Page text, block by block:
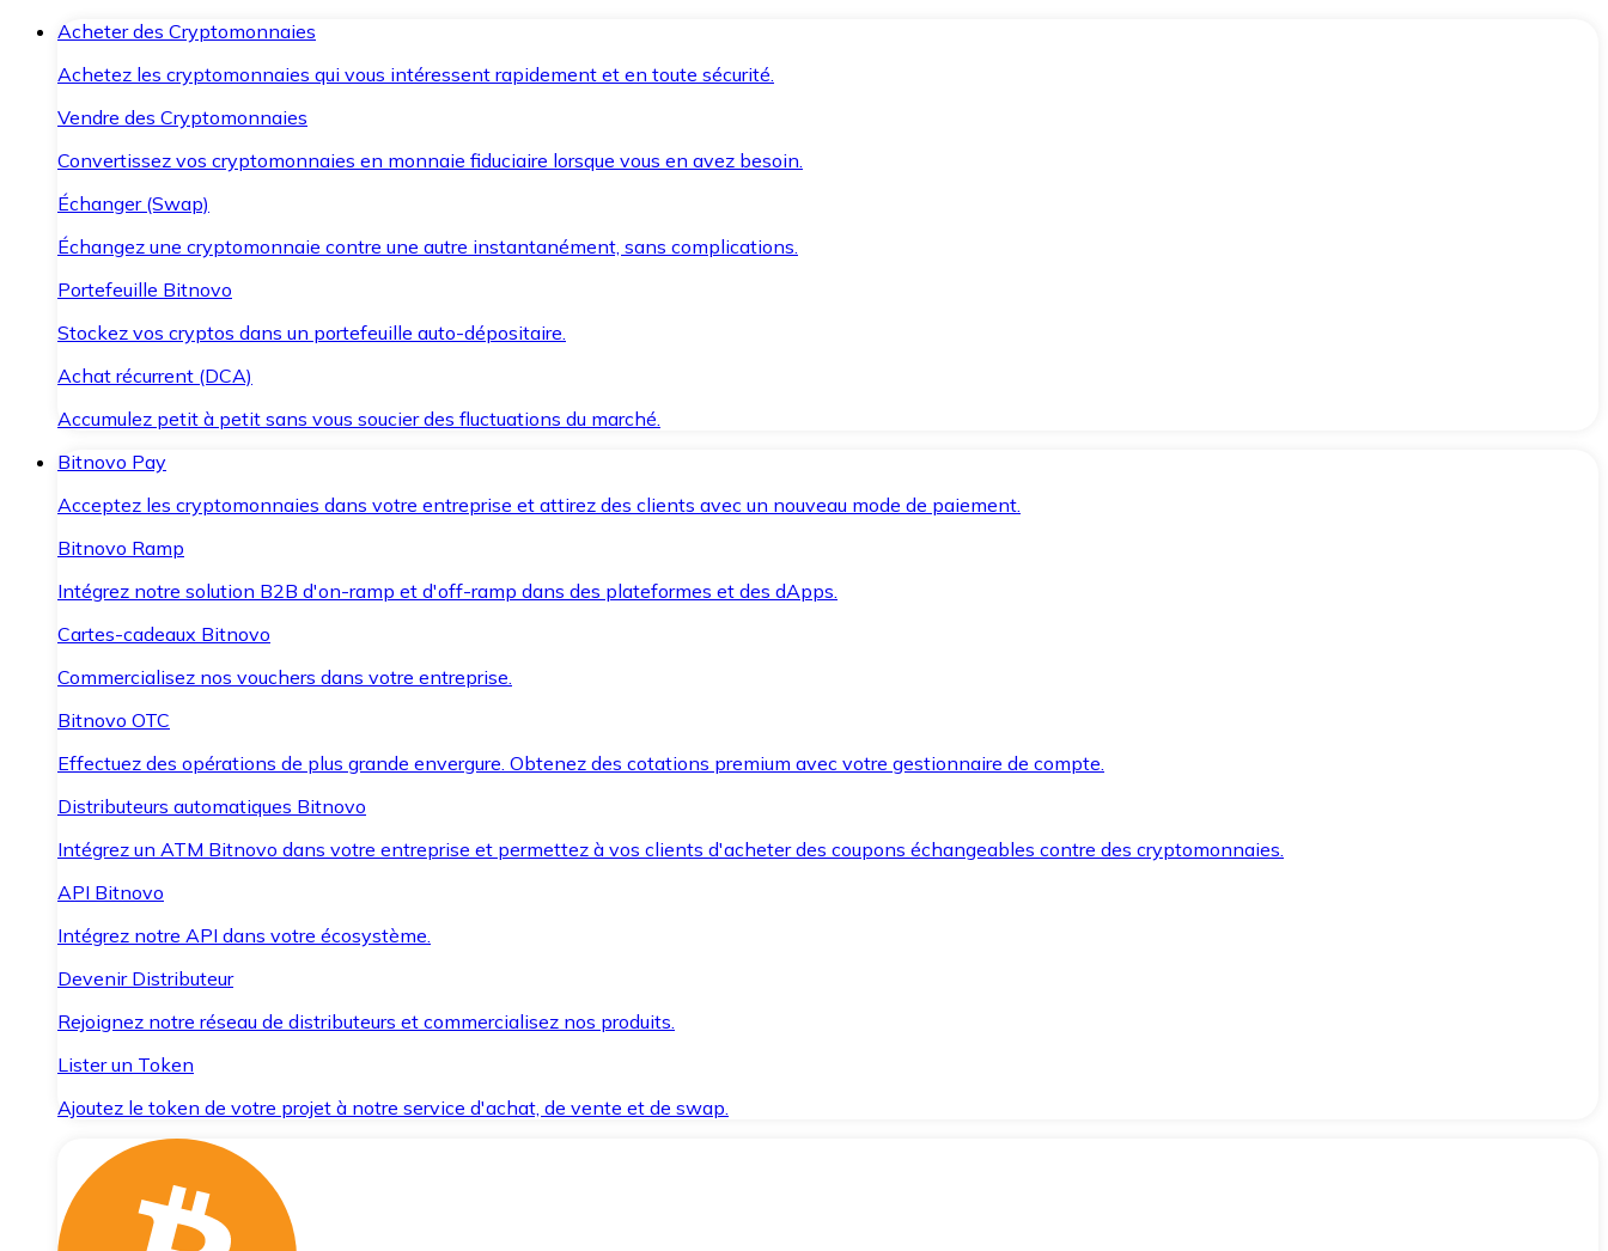
Acheter des Cryptomonnaies
Achetez les cryptomonnaies qui vous intéressent rapidement et en toute sécurité.
Vendre des Cryptomonnaies
Convertissez vos cryptomonnaies en monnaie fiduciaire lorsque vous en avez besoin.
Échanger (Swap)
Échangez une cryptomonnaie contre une autre instantanément, sans complications.
Portefeuille Bitnovo
Stockez vos cryptos dans un portefeuille auto-dépositaire.
Achat récurrent (DCA)
Accumulez petit à petit sans vous soucier des fluctuations du marché.
Bitnovo Pay
Acceptez les cryptomonnaies dans votre entreprise et attirez des clients avec un nouveau mode de paiement.
Bitnovo Ramp
Intégrez notre solution B2B d'on-ramp et d'off-ramp dans des plateformes et des dApps.
Cartes-cadeaux Bitnovo
Commercialisez nos vouchers dans votre entreprise.
Bitnovo OTC
Effectuez des opérations de plus grande envergure. Obtenez des cotations premium avec votre gestionnaire de compte.
Distributeurs automatiques Bitnovo
Intégrez un ATM Bitnovo dans votre entreprise et permettez à vos clients d'acheter des coupons échangeables contre des cryptomonnaies.
API Bitnovo
Intégrez notre API dans votre écosystème.
Devenir Distributeur
Rejoignez notre réseau de distributeurs et commercialisez nos produits.
Lister un Token
Ajoutez le token de votre projet à notre service d'achat, de vente et de swap.